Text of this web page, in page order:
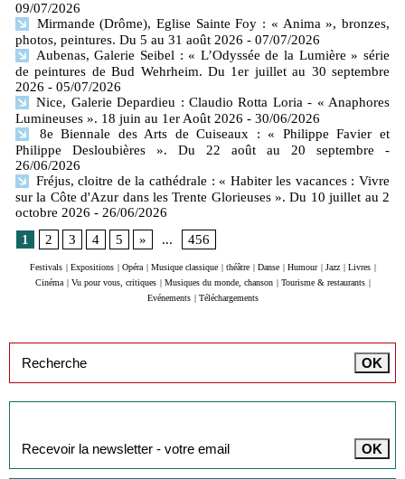
09/07/2026
Mirmande (Drôme), Eglise Sainte Foy : « Anima », bronzes,
photos, peintures. Du 5 au 31 août 2026 - 07/07/2026
Aubenas, Galerie Seibel : « L’Odyssée de la Lumière » série
de peintures de Bud Wehrheim. Du 1er juillet au 30 septembre
2026 - 05/07/2026
Nice, Galerie Depardieu : Claudio Rotta Loria - « Anaphores
Lumineuses ». 18 juin au 1er Août 2026 - 30/06/2026
8e Biennale des Arts de Cuiseaux : « Philippe Favier et
Philippe Desloubières ». Du 22 août au 20 septembre
-
26/06/2026
Fréjus, cloitre de la cathédrale : « Habiter les vacances : Vivre
sur la Côte d'Azur dans les Trente Glorieuses ». Du 10 juillet au 2
octobre 2026 - 26/06/2026
1
2 3 4 5 » ... 456
Festivals Expositions Opéra Musique classique théâtre Danse Humour Jazz Livres
Cinéma
Vu pour vous, critiques Musiques du monde, chanson Tourisme & restaurants
Evénements
Téléchargements